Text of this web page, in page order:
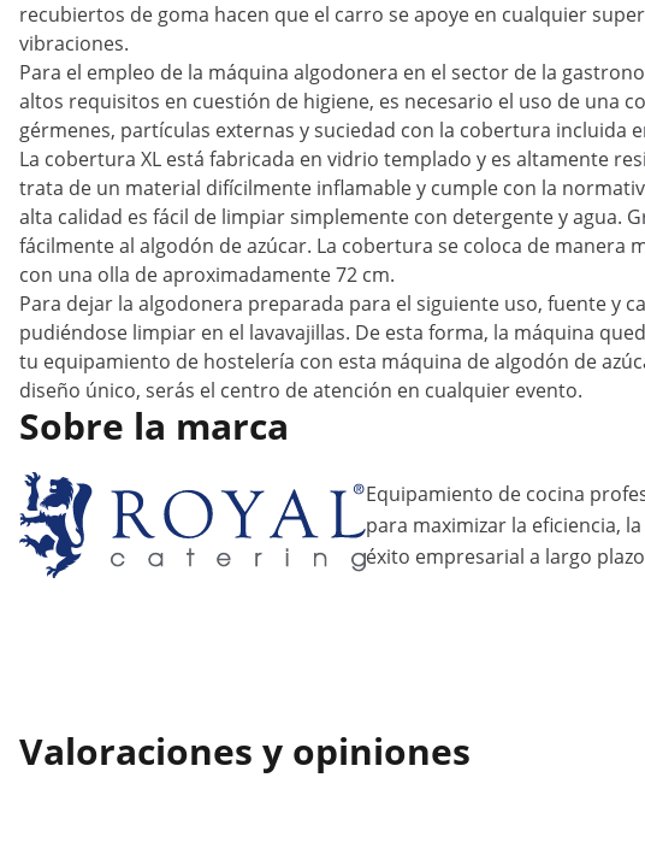
recubiertos de goma hacen que el carro se apoye en cualquier
vibraciones.
Para el empleo de la máquina algodonera en el sector de la
altos requisitos en cuestión de higiene, es necesario el uso de una
gérmenes, partículas externas y suciedad con la cobertura incluida
La cobertura XL está fabricada en vidrio templado y es altamente
trata de un material difícilmente inflamable y cumple con la
alta calidad es fácil de limpiar simplemente con detergente y agua.
fácilmente al algodón de azúcar. La cobertura se coloca de manera
con una olla de aproximadamente 72 cm.
Para dejar la algodonera preparada para el siguiente uso, fuente y
pudiéndose limpiar en el lavavajillas. De esta forma, la máquina
tu equipamiento de hostelería con esta máquina de algodón de
diseño único, serás el centro de atención en cualquier evento.
Sobre la marca
Equipamiento de cocina
para maximizar la eficiencia,
éxito empresarial a largo
Valoraciones y opiniones